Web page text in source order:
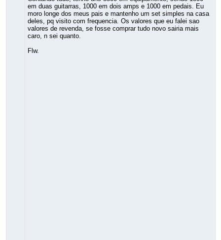
em duas guitarras, 1000 em dois amps e 1000 em pedais. Eu
moro longe dos meus pais e mantenho um set simples na casa
deles, pq visito com frequencia. Os valores que eu falei sao
valores de revenda, se fosse comprar tudo novo sairia mais
caro, n sei quanto.
Flw.